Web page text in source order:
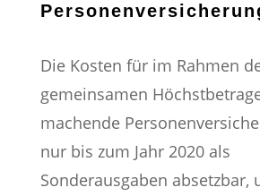
Die Kosten für im Rahmen
gemeinsamen
machende
nur bis zum Jahr 2020 als
Sonderausgaben absetzbar,